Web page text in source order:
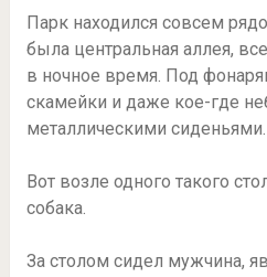
Парк находился совсем
была центральная аллея,
в ночное время. Под
скамейки и даже кое-где
металлическими сиденьями.
Вот возле одного такого
собака.
За столом сидел мужчина,